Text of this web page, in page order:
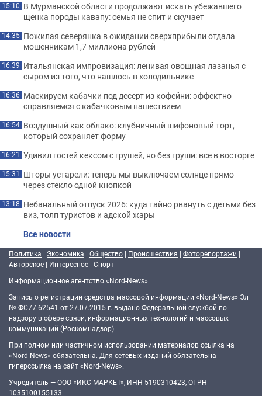
15:10 В Мурманской области продолжают искать убежавшего
щенка породы кавапу: семья не спит и скучает
14:35 Пожилая северянка в ожидании сверхприбыли отдала
мошенникам 1,7 миллиона рублей
16:39 Итальянская импровизация: ленивая овощная лазанья с
сыром из того, что нашлось в холодильнике
16:36 Маскируем кабачки под десерт из кофейни: эффектно
справляемся с кабачковым нашествием
16:54 Воздушный как облако: клубничный шифоновый торт,
который сохраняет форму
16:21 Удивил гостей кексом с грушей, но без груши: все в восторге
15:31 Шторы устарели: теперь мы выключаем солнце прямо
через стекло одной кнопкой
13:18 Небанальный отпуск 2026: куда тайно рвануть с детьми без
виз, толп туристов и адской жары
Все новости
Политика | Экономика | Общество | Происшествия | Фоторепортажи |
Авторское | Интересное | Спорт
Информационное агентство «Nord-News»
Запись о регистрации средства массовой информации «Nord-News» Эл
№ ФС77-62541 от 27.07.2015 г. выдано Федеральной службой по
надзору в сфере связи, информационных технологий и массовых
коммуникаций (Роскомнадзор).
При полном или частичном использовании материалов ссылка на
«Nord-News» обязательна. Для сетевых изданий обязательна
гиперссылка на сайт «Nord-News».
Учредитель — ООО «ИКС-МАРКЕТ», ИНН 5190310423, ОГРН
1035100155133